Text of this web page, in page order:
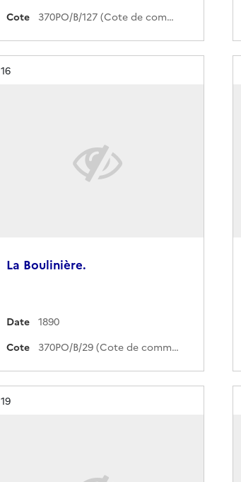
Cote
370PO/B/127 (Cote de commande)
Résultat n°
16
La Boulinière.
Date 1890
Cote
370PO/B/29 (Cote de commande)
Résultat n°
19